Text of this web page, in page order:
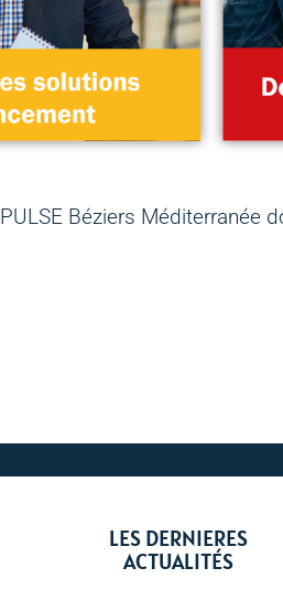
PULSE Béziers Méditerranée
LES DERNIERES
ACTUALITÉS